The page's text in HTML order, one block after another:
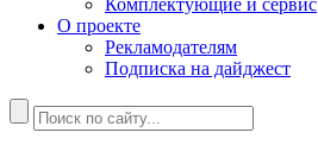
Комплектующие и сервис
О проекте
Рекламодателям
Подписка на дайджест